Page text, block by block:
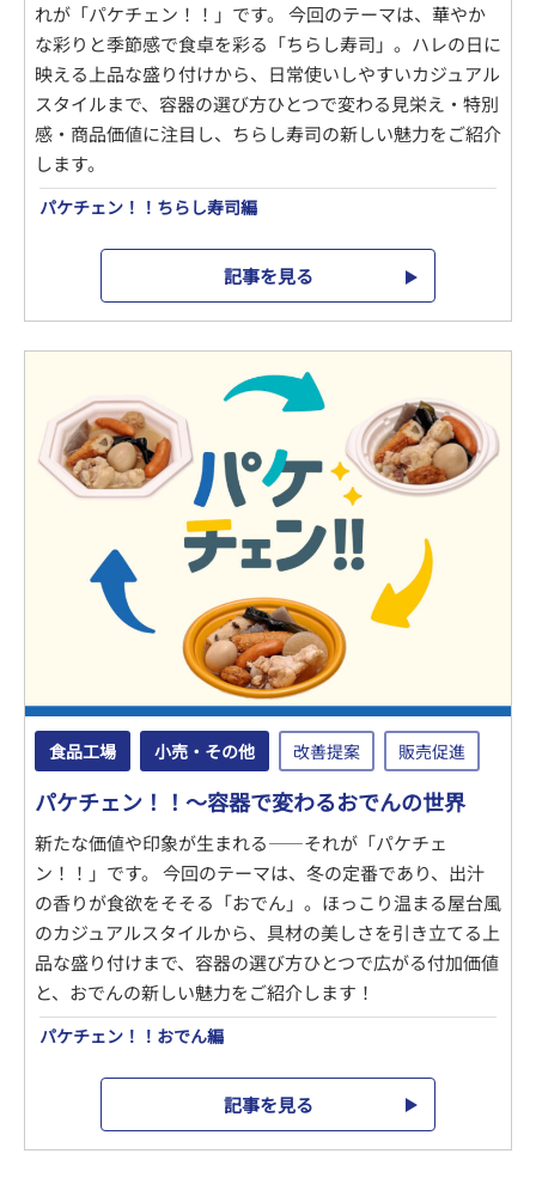
れが「パケチェン！！」です。 今回のテーマは、華やか
な彩りと季節感で食卓を彩る「ちらし寿司」。ハレの日に
映える上品な盛り付けから、日常使いしやすいカジュアル
スタイルまで、容器の選び方ひとつで変わる見栄え・特別
感・商品価値に注目し、ちらし寿司の新しい魅力をご紹介
します。
パケチェン！！ちらし寿司編
記事を見る
食品工場 小売・その他 改善提案 販売促進
パケチェン！！～容器で変わるおでんの世界
新たな価値や印象が生まれる――それが「パケチェ
ン！！」です。 今回のテーマは、冬の定番であり、出汁
の香りが食欲をそそる「おでん」。ほっこり温まる屋台風
のカジュアルスタイルから、具材の美しさを引き立てる上
品な盛り付けまで、容器の選び方ひとつで広がる付加価値
と、おでんの新しい魅力をご紹介します！
パケチェン！！おでん編
記事を見る